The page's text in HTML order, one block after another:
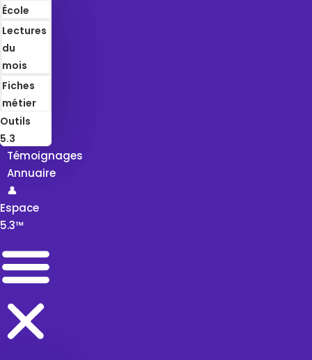
École
Lectures
du
mois
Fiches
métier
Outils
5.3
Témoignages
Annuaire
👤
Espace
5.3™